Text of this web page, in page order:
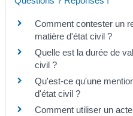
Comment contester un
matière d'état civil ?
Quelle est la durée de
civil ?
Qu'est-ce qu'une
d'état civil ?
Comment utiliser un